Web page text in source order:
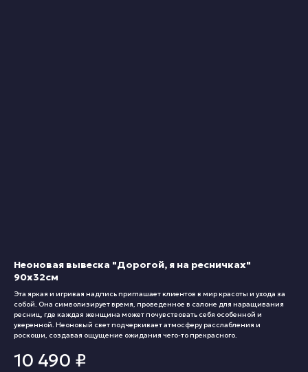
Неоновая вывеска "Дорогой, я на ресничках"
90х32см
Эта яркая и игривая надпись приглашает клиентов в мир красоты и ухода за
собой. Она символизирует время, проведенное в салоне для наращивания
ресниц, где каждая женщина может почувствовать себя особенной и
уверенной. Неоновый свет подчеркивает атмосферу расслабления и
роскоши, создавая ощущение ожидания чего-то прекрасного.
10 490 ₽